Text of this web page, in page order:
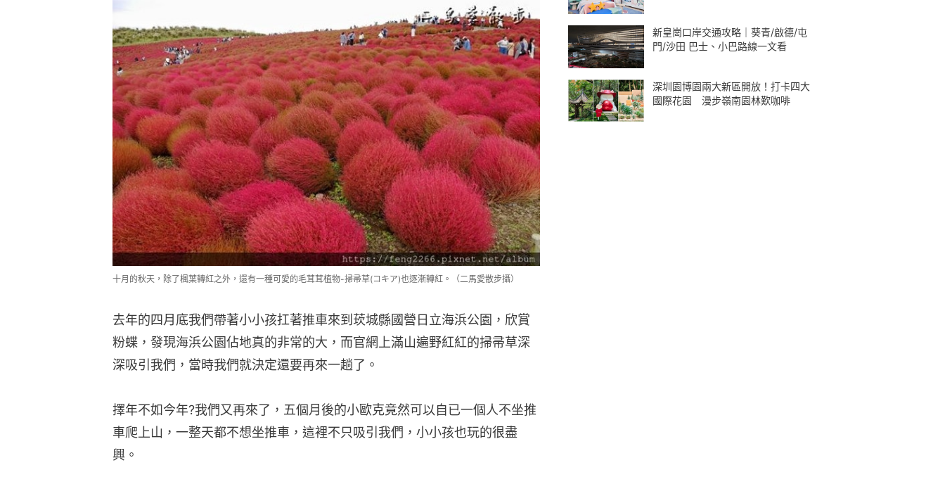
十月的秋天，除了楓葉轉紅之外，還有一種可愛的毛茸茸植物-掃帚草(コキア)也逐漸轉紅。（二馬愛散步攝）
去年的四月底我們帶著小小孩扛著推車來到莰城縣國營日立海浜公園，欣賞
粉蝶，發現海浜公園佔地真的非常的大，而官網上滿山遍野紅紅的掃帚草深
深吸引我們，當時我們就決定還要再來一趟了。
擇年不如今年?我們又再來了，五個月後的小歐克竟然可以自已一個人不坐推
車爬上山，一整天都不想坐推車，這裡不只吸引我們，小小孩也玩的很盡
興。
新皇崗口岸交通攻略｜葵青/啟德/屯
門/沙田 巴士、小巴路線一文看
深圳園博園兩大新區開放！打卡四大
國際花園 漫步嶺南園林歎咖啡